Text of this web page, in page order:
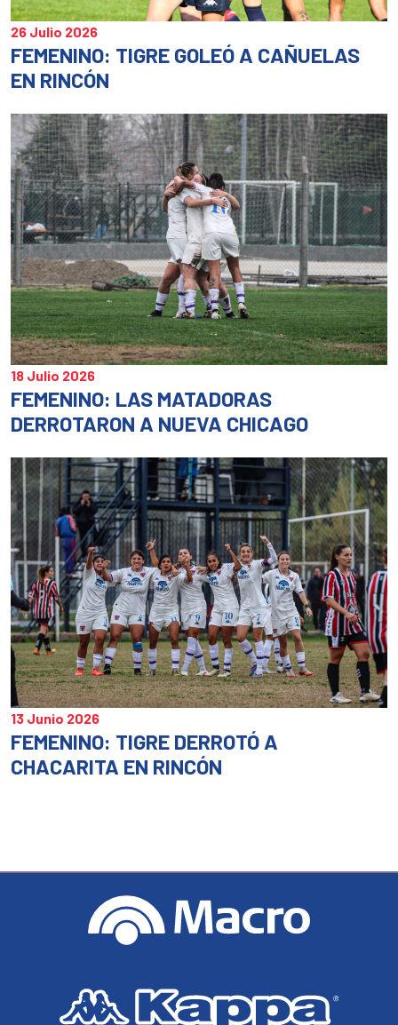
26 Julio 2026
FEMENINO: TIGRE GOLEÓ A CAÑUELAS
EN RINCÓN
18 Julio 2026
FEMENINO: LAS MATADORAS
DERROTARON A NUEVA CHICAGO
13 Junio 2026
FEMENINO: TIGRE DERROTÓ A
CHACARITA EN RINCÓN